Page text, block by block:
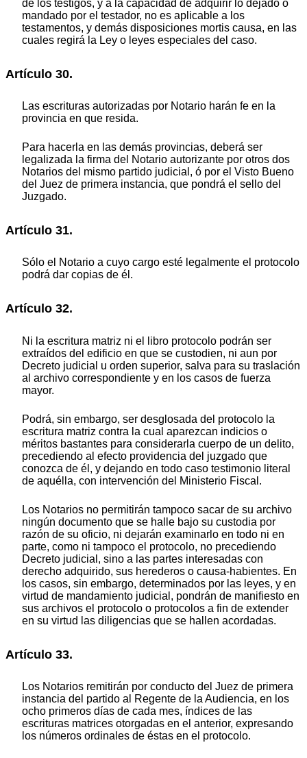
de los testigos, y a la capacidad de adquirir lo dejado o
mandado por el testador, no es aplicable a los
testamentos, y demás disposiciones mortis causa, en las
cuales regirá la Ley o leyes especiales del caso.
Artículo 30.
Las escrituras autorizadas por Notario harán fe en la
provincia en que resida.
Para hacerla en las demás provincias, deberá ser
legalizada la firma del Notario autorizante por otros dos
Notarios del mismo partido judicial, ó por el Visto Bueno
del Juez de primera instancia, que pondrá el sello del
Juzgado.
Artículo 31.
Sólo el Notario a cuyo cargo esté legalmente el protocolo
podrá dar copias de él.
Artículo 32.
Ni la escritura matriz ni el libro protocolo podrán ser
extraídos del edificio en que se custodien, ni aun por
Decreto judicial u orden superior, salva para su traslación
al archivo correspondiente y en los casos de fuerza
mayor.
Podrá, sin embargo, ser desglosada del protocolo la
escritura matriz contra la cual aparezcan indicios o
méritos bastantes para considerarla cuerpo de un delito,
precediendo al efecto providencia del juzgado que
conozca de él, y dejando en todo caso testimonio literal
de aquélla, con intervención del Ministerio Fiscal.
Los Notarios no permitirán tampoco sacar de su archivo
ningún documento que se halle bajo su custodia por
razón de su oficio, ni dejarán examinarlo en todo ni en
parte, como ni tampoco el protocolo, no precediendo
Decreto judicial, sino a las partes interesadas con
derecho adquirido, sus herederos o causa-habientes. En
los casos, sin embargo, determinados por las leyes, y en
virtud de mandamiento judicial, pondrán de manifiesto en
sus archivos el protocolo o protocolos a fin de extender
en su virtud las diligencias que se hallen acordadas.
Artículo 33.
Los Notarios remitirán por conducto del Juez de primera
instancia del partido al Regente de la Audiencia, en los
ocho primeros días de cada mes, índices de las
escrituras matrices otorgadas en el anterior, expresando
los números ordinales de éstas en el protocolo.